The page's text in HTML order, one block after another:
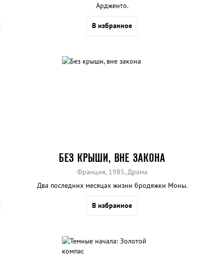
Ардженто.
В избранное
БЕЗ КРЫШИ, ВНЕ ЗАКОНА
Франция, 1985, Драма
Два последних месяцах жизни бродяжки Моны.
В избранное